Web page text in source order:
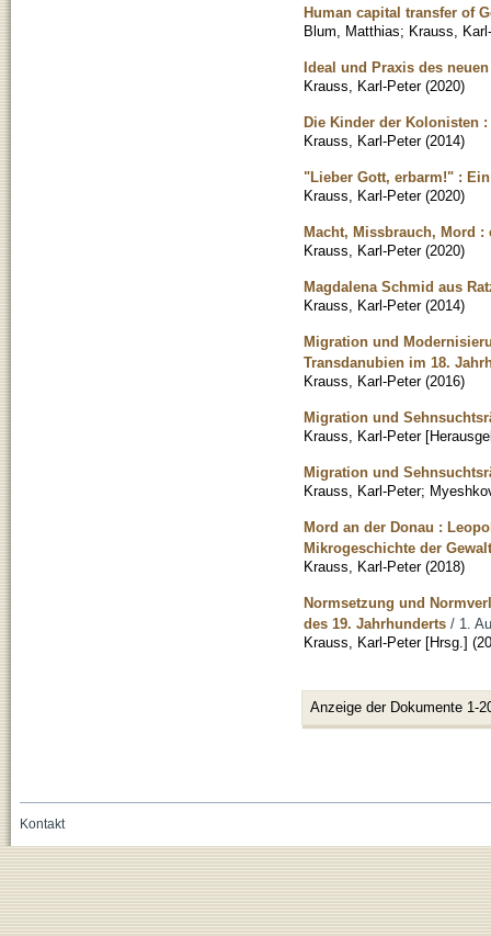
Human capital transfer of
Blum, Matthias; Krauss,
Ideal und Praxis des
Krauss, Karl-Peter (2020)
Die Kinder der Kolonisten
Krauss, Karl-Peter (2014)
"Lieber Gott, erbarm!" :
Krauss, Karl-Peter (2020)
Macht, Missbrauch, Mord :
Krauss, Karl-Peter (2020)
Magdalena Schmid aus
Krauss, Karl-Peter (2014)
Migration und
Transdanubien im 18.
Krauss, Karl-Peter (2016)
Migration und
Krauss, Karl-Peter
Migration und
Krauss, Karl-Peter;
Mord an der Donau :
Mikrogeschichte der Gewalt
Krauss, Karl-Peter (2018)
Normsetzung und
des 19. Jahrhunderts / 1.
Krauss, Karl-Peter [Hrsg.] (
Anzeige der Dokumente 1-
Kontakt